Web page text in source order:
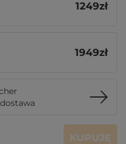
1249zł
1949zł
KUPUJĘ